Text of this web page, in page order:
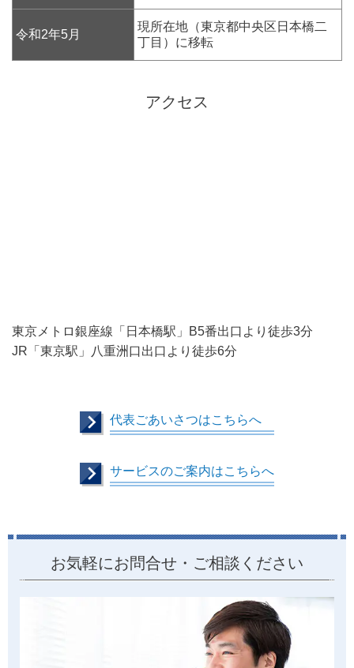
令和2年5月
現所在地（東京都中央区日本橋二
丁目）に移転
アクセス
東京メトロ銀座線「日本橋駅」B5番出口より徒歩3分
JR「東京駅」八重洲口出口より徒歩6分
代表ごあいさつはこちらへ
サービスのご案内はこちらへ
お気軽にお問合せ・ご相談ください